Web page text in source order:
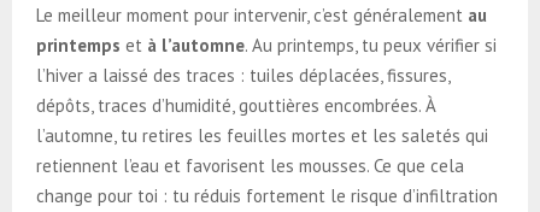
Le meilleur moment pour intervenir, c’est généralement au
printemps et à l’automne. Au printemps, tu peux vérifier si
l’hiver a laissé des traces : tuiles déplacées, fissures,
dépôts, traces d’humidité, gouttières encombrées. À
l’automne, tu retires les feuilles mortes et les saletés qui
retiennent l’eau et favorisent les mousses. Ce que cela
change pour toi : tu réduis fortement le risque d’infiltration